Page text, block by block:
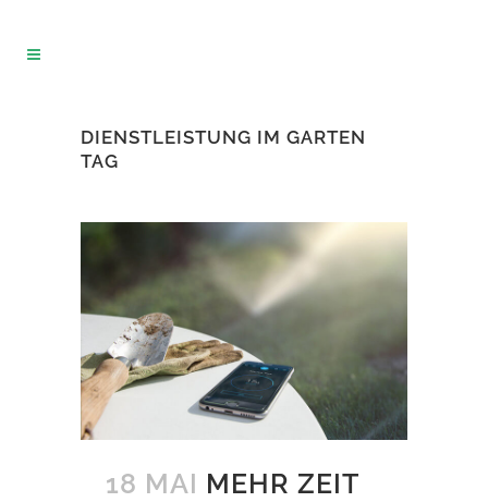
DIENSTLEISTUNG IM GARTEN
TAG
18 MAI MEHR ZEIT